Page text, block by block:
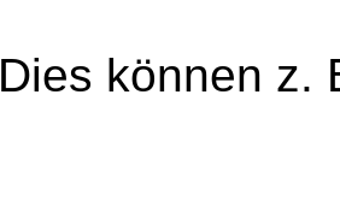
Dies können z.